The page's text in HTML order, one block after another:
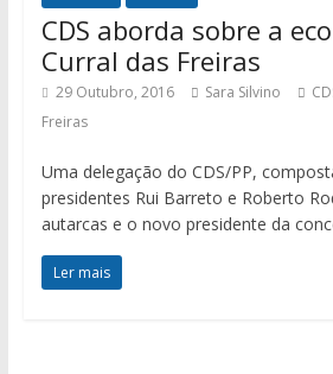
CDS aborda sobre a
Curral das Freiras
29 Outubro, 2016 Sara Silvino
Freiras
Uma delegação do CDS/PP,
presidentes Rui Barreto e Roberto
autarcas e o novo presidente da
Ler mais